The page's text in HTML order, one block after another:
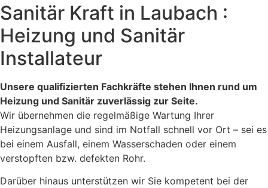
Sanitär Kraft in Laubach :
Heizung und Sanitär
Installateur
Unsere qualifizierten Fachkräfte stehen Ihnen rund um
Heizung und Sanitär zuverlässig zur Seite.
Wir übernehmen die regelmäßige Wartung Ihrer
Heizungsanlage und sind im Notfall schnell vor Ort – sei es
bei einem Ausfall, einem Wasserschaden oder einem
verstopften bzw. defekten Rohr.
Darüber hinaus unterstützen wir Sie kompetent bei der